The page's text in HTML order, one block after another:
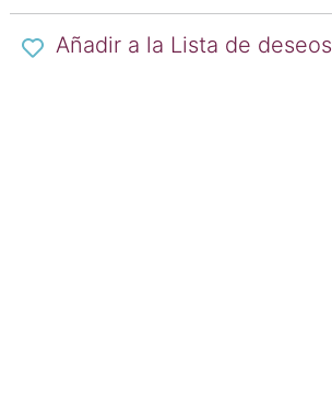
Añadir a la Lista de deseos